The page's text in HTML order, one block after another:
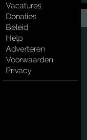
Vacatures
Donaties
Beleid
Help
Adverteren
Voorwaarden
Privacy